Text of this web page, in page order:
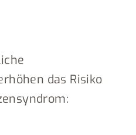
das Risiko